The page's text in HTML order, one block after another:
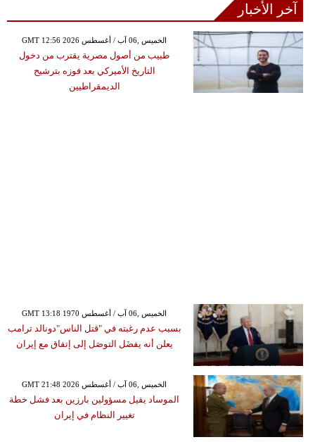
آخر الأخبار
GMT 12:56 2026 الخميس ,06 آب / أغسطس
طبيب من أصول مصرية يقترب من دخول
التاريخ الأميركي بعد فوزه بترشيح
الديمقراطيين
GMT 13:18 1970 الخميس ,06 آب / أغسطس
بسبب عدم رغبته في "قتل الناس"دونالد ترامب
يعلن أنه يفضَل التوصَل إلى إتفاق مع إيران
GMT 21:48 2026 الخميس ,06 آب / أغسطس
الموساد يقيل مسؤولين بارزين بعد فشل خطة
تغيير النظام في إيران